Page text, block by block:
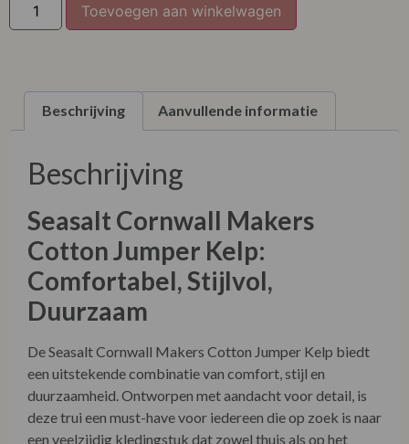
XXXXL
Toevoegen aan winkelwagen
Beschrijving Aanvullende informatie
Beschrijving
Seasalt Cornwall Makers
Cotton Jumper Kelp:
Comfortabel, Stijlvol,
Duurzaam
De Seasalt Cornwall Makers Cotton Jumper Kelp biedt
een uitstekende combinatie van comfort, stijl en
duurzaamheid. Ontworpen met aandacht voor detail, is
deze trui een must-have voor iedereen die op zoek is naar
een veelzijdig kledingstuk dat zowel thuis als op het